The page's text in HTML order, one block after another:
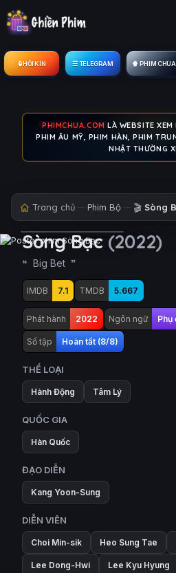
🔒︎ HỘI KÍN ☰ TELEGRAM 🍿 PHIM CHÙA
PHIMCHUA.COM LÀ WEBSITE
PHIM ÂU MỸ, PHIM HÀN, PHIM
NHẬT THƯỜNG
Trang chủ Phim Bộ 🎬 Sòng
Sòng Bạc (2022)
Big Bet
IMDB 7.1 TMDB 5.667
Phát hành 2022 Ngôn ngữ Phụ
Số tập Hoàn tất (8/8)
THỂ LOẠI
Hành Động Tâm Lý
QUỐC GIA
Hàn Quốc
ĐẠO DIỄN
Kang Yoon-Sung
DIỄN VIÊN
Choi Min-sik Heo Sung Tae
Lee Dong-Hwi Lee Kyu Hyung